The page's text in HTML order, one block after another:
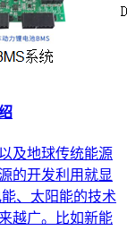
及地球传统能源
的开发利用就显
、太阳能的技术
越广。比如新能